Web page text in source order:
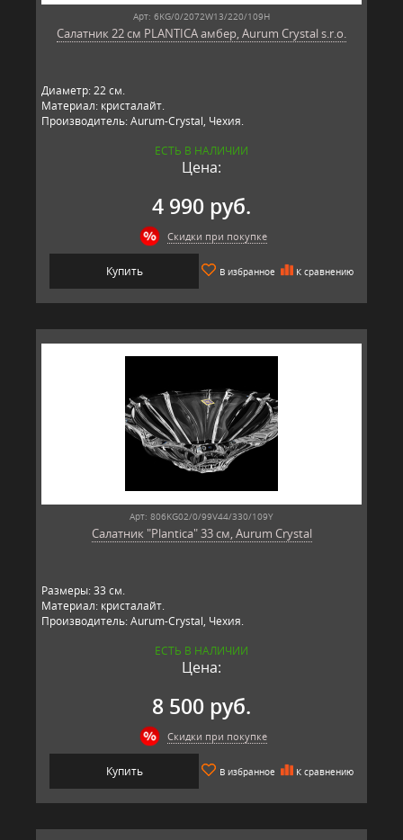
Арт: 6KG/0/2072W13/220/109H
Салатник 22 см PLANTICA амбер, Aurum Crystal s.r.o.
Диаметр: 22 см.
Материал: кристалайт.
Производитель: Aurum-Crystal, Чехия.
ЕСТЬ В НАЛИЧИИ
Цена:
4 990 руб.
Скидки при покупке
Купить В избранное К сравнению
Арт: 806KG02/0/99V44/330/109Y
Салатник "Plantica" 33 см, Aurum Crystal
Размеры: 33 см.
Материал: кристалайт.
Производитель: Aurum-Crystal, Чехия.
ЕСТЬ В НАЛИЧИИ
Цена:
8 500 руб.
Скидки при покупке
Купить В избранное К сравнению